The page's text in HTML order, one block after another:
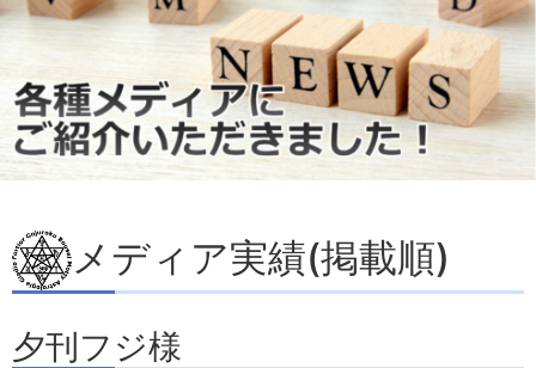
メディア実績(掲載順)
夕刊フジ様